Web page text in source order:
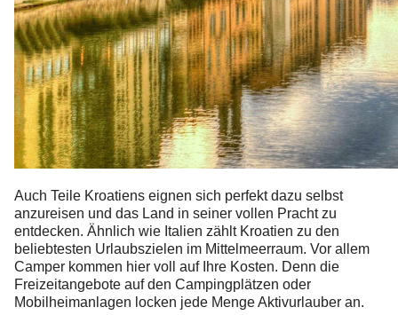
Auch Teile Kroatiens eignen sich perfekt dazu selbst
anzureisen und das Land in seiner vollen Pracht zu
entdecken. Ähnlich wie Italien zählt Kroatien zu den
beliebtesten Urlaubszielen im Mittelmeerraum. Vor allem
Camper kommen hier voll auf Ihre Kosten. Denn die
Freizeitangebote auf den Campingplätzen oder
Mobilheimanlagen locken jede Menge Aktivurlauber an.